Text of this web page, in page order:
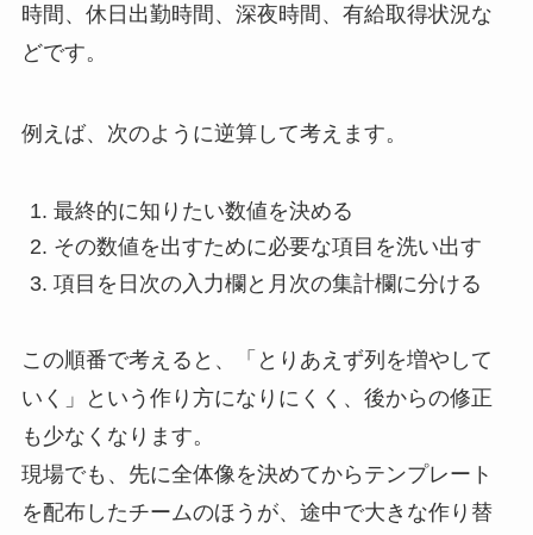
時間、休日出勤時間、深夜時間、有給取得状況な
どです。
例えば、次のように逆算して考えます。
最終的に知りたい数値を決める
その数値を出すために必要な項目を洗い出す
項目を日次の入力欄と月次の集計欄に分ける
この順番で考えると、「とりあえず列を増やして
いく」という作り方になりにくく、後からの修正
も少なくなります。
現場でも、先に全体像を決めてからテンプレート
を配布したチームのほうが、途中で大きな作り替